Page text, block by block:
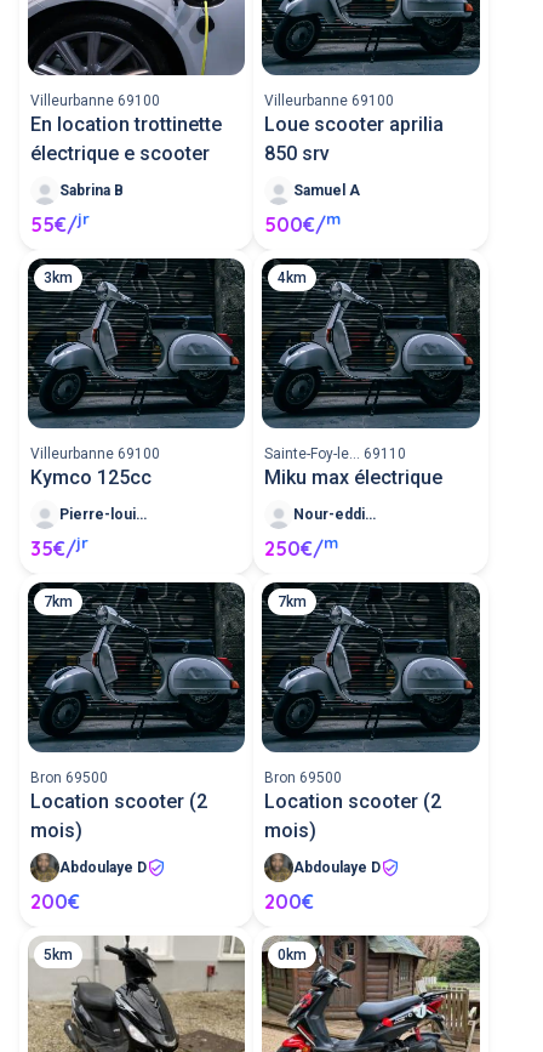
Villeurbanne 69100
En location trottinette
électrique e scooter
Sabrina B
55€/jr
Villeurbanne 69100
Loue scooter aprilia
850 srv
Samuel A
500€/m
3km
Villeurbanne 69100
Kymco 125cc
Pierre-louis M
35€/jr
4km
Sainte-Foy-le... 69110
Miku max électrique
Nour-eddine B
250€/m
7km
Bron 69500
Location scooter (2
mois)
Abdoulaye D
200€
7km
Bron 69500
Location scooter (2
mois)
Abdoulaye D
200€
5km 0km